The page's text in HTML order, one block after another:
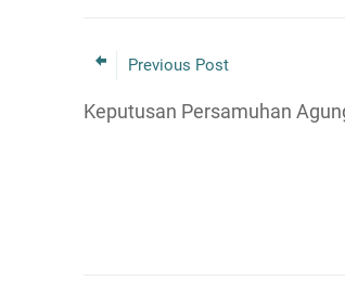
Previous Post
Keputusan Persamuhan